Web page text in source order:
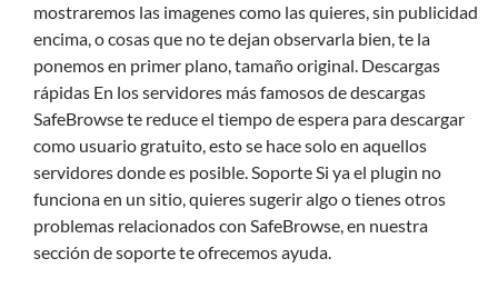
mostraremos las imagenes como las quieres, sin publicidad
encima, o cosas que no te dejan observarla bien, te la
ponemos en primer plano, tamaño original. Descargas
rápidas En los servidores más famosos de descargas
SafeBrowse te reduce el tiempo de espera para descargar
como usuario gratuito, esto se hace solo en aquellos
servidores donde es posible. Soporte Si ya el plugin no
funciona en un sitio, quieres sugerir algo o tienes otros
problemas relacionados con SafeBrowse, en nuestra
sección de soporte te ofrecemos ayuda.